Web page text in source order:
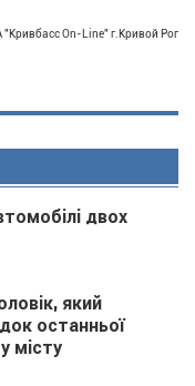
"Кривбасс On-Line" г.Кривой Рог
двох
який
останньої
місту